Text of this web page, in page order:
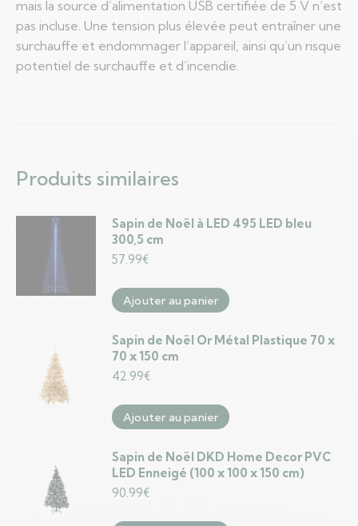
mais la source d’alimentation USB certifiée de 5 V n’est
pas incluse. Une tension plus élevée peut entraîner une
surchauffe et endommager l’appareil, ainsi qu’un risque
potentiel de surchauffe et d’incendie.
Produits similaires
Sapin de Noël à LED 495 LED bleu
300,5 cm
57.99€
Ajouter au panier
Sapin de Noël Or Métal Plastique 70 x
70 x 150 cm
42.99€
Ajouter au panier
Sapin de Noël DKD Home Decor PVC
LED Enneigé (100 x 100 x 150 cm)
90.99€